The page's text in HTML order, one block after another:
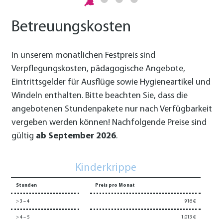
Betreuungskosten
In unserem monatlichen Festpreis sind
Verpflegungskosten, pädagogische Angebote,
Eintrittsgelder für Ausflüge sowie Hygieneartikel und
Windeln enthalten. Bitte beachten Sie, dass die
angebotenen Stundenpakete nur nach Verfügbarkeit
vergeben werden können! Nachfolgende Preise sind
gültig ab September 2026.
Kinderkrippe
Stunden Preis pro Monat
> 3 – 4 916 €
> 4 – 5 1.013 €